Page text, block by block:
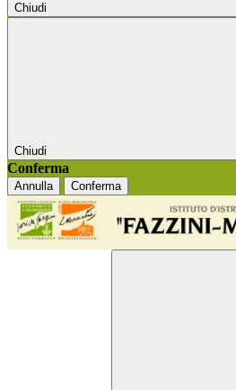
Chiudi
Chiudi
Conferma
Annulla Conferma